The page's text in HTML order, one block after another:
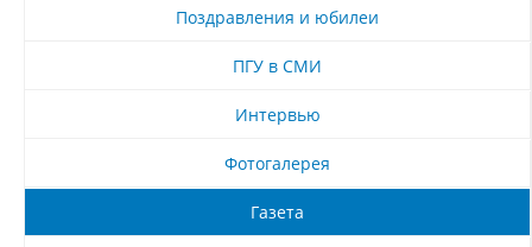
Поздравления и юбилеи
ПГУ в СМИ
Интервью
Фотогалерея
Газета